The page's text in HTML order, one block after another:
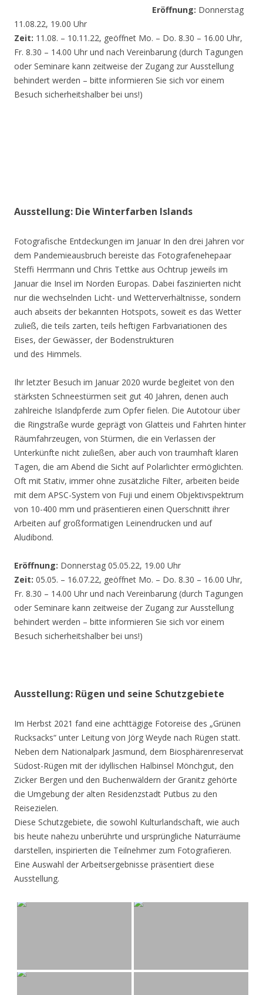
Eröffnung: Donnerstag
11.08.22, 19.00 Uhr
Zeit: 11.08. – 10.11.22, geöffnet Mo. – Do. 8.30 – 16.00 Uhr,
Fr. 8.30 – 14.00 Uhr und nach Vereinbarung (durch Tagungen
oder Seminare kann zeitweise der Zugang zur Ausstellung
behindert werden – bitte informieren Sie sich vor einem
Besuch sicherheitshalber bei uns!)
Ausstellung: Die Winterfarben Islands
Fotografische Entdeckungen im Januar In den drei Jahren vor
dem Pandemieausbruch bereiste das Fotografenehepaar
Steffi Herrmann und Chris Tettke aus Ochtrup jeweils im
Januar die Insel im Norden Europas. Dabei faszinierten nicht
nur die wechselnden Licht- und Wetterverhältnisse, sondern
auch abseits der bekannten Hotspots, soweit es das Wetter
zuließ, die teils zarten, teils heftigen Farbvariationen des
Eises, der Gewässer, der Bodenstrukturen
und des Himmels.
Ihr letzter Besuch im Januar 2020 wurde begleitet von den
stärksten Schneestürmen seit gut 40 Jahren, denen auch
zahlreiche Islandpferde zum Opfer fielen. Die Autotour über
die Ringstraße wurde geprägt von Glatteis und Fahrten hinter
Räumfahrzeugen, von Stürmen, die ein Verlassen der
Unterkünfte nicht zuließen, aber auch von traumhaft klaren
Tagen, die am Abend die Sicht auf Polarlichter ermöglichten.
Oft mit Stativ, immer ohne zusätzliche Filter, arbeiten beide
mit dem APSC-System von Fuji und einem Objektivspektrum
von 10-400 mm und präsentieren einen Querschnitt ihrer
Arbeiten auf großformatigen Leinendrucken und auf
Aludibond.
Eröffnung: Donnerstag 05.05.22, 19.00 Uhr
Zeit: 05.05. – 16.07.22, geöffnet Mo. – Do. 8.30 – 16.00 Uhr,
Fr. 8.30 – 14.00 Uhr und nach Vereinbarung (durch Tagungen
oder Seminare kann zeitweise der Zugang zur Ausstellung
behindert werden – bitte informieren Sie sich vor einem
Besuch sicherheitshalber bei uns!)
Ausstellung: Rügen und seine Schutzgebiete
Im Herbst 2021 fand eine achttägige Fotoreise des „Grünen
Rucksacks“ unter Leitung von Jörg Weyde nach Rügen statt.
Neben dem Nationalpark Jasmund, dem Biosphärenreservat
Südost-Rügen mit der idyllischen Halbinsel Mönchgut, den
Zicker Bergen und den Buchenwäldern der Granitz gehörte
die Umgebung der alten Residenzstadt Putbus zu den
Reisezielen.
Diese Schutzgebiete, die sowohl Kulturlandschaft, wie auch
bis heute nahezu unberührte und ursprüngliche Naturräume
darstellen, inspirierten die Teilnehmer zum Fotografieren.
Eine Auswahl der Arbeitsergebnisse präsentiert diese
Ausstellung.